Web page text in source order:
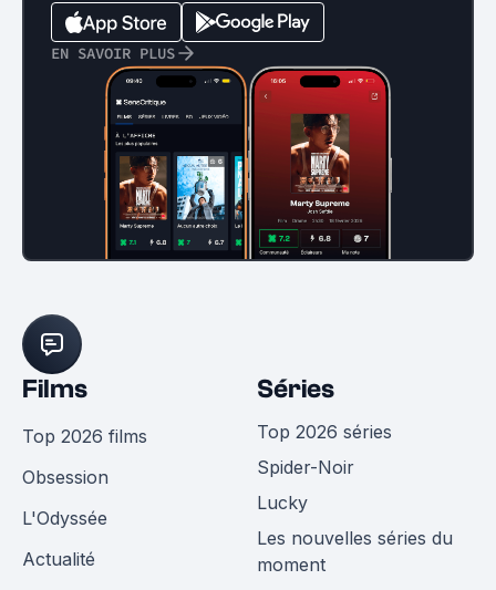
EN SAVOIR PLUS
Films
Top 2026 films
Obsession
L'Odyssée
Actualité
Séries
Top 2026 séries
Spider-Noir
Lucky
Les nouvelles séries du
moment